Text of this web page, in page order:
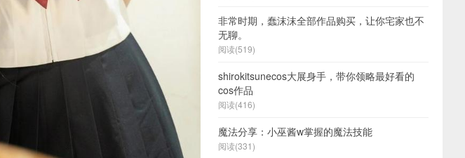
非常时期，蠢沫沫全部作品购买，让你宅家也不
无聊。
阅读(519)
shirokitsunecos大展身手，带你领略最好看的
cos作品
阅读(416)
魔法分享：小巫酱w掌握的魔法技能
阅读(331)